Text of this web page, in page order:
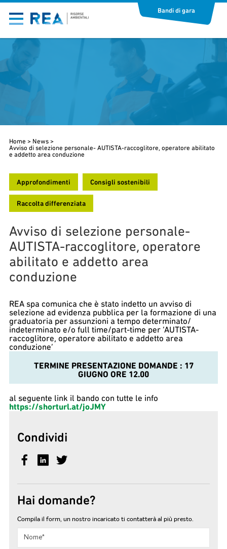
Bandi di gara
Home > News>
Avviso di selezione personale- AUTISTA-raccoglitore, operatore abilitato
e addetto area conduzione
Approfondimenti Consigli sostenibili
Raccolta differenziata
Avviso di selezione personale-
AUTISTA-raccoglitore, operatore
abilitato e addetto area
conduzione
REA spa comunica che è stato indetto un avviso di
selezione ad evidenza pubblica per la formazione di una
graduatoria per assunzioni a tempo determinato/
indeterminato e/o full time/part-time per ‘AUTISTA-
raccoglitore, operatore abilitato e addetto area
conduzione’
TERMINE PRESENTAZIONE DOMANDE : 17
GIUGNO ORE 12.00
al seguente link il bando con tutte le info
https://shorturl.at/joJMY
Condividi
Hai domande?
Compila il form, un nostro incaricato ti contatterà al più presto.